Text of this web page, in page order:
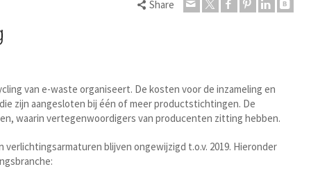
Share
van e-waste organiseert. De kosten voor de inzameling en
zijn aangesloten bij één of meer productstichtingen. De
waarin vertegenwoordigers van producenten zitting hebben.
blijven ongewijzigd t.o.v. 2019. Hieronder